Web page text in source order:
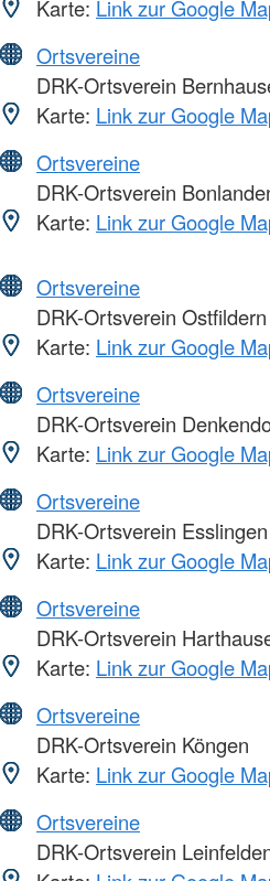
Karte: Link zur Google
Ortsvereine
DRK-Ortsverein
Karte: Link zur Google
Ortsvereine
DRK-Ortsverein
Karte: Link zur Google
Ortsvereine
DRK-Ortsverein Ostfildern
Karte: Link zur Google
Ortsvereine
DRK-Ortsverein
Karte: Link zur Google
Ortsvereine
DRK-Ortsverein
Karte: Link zur Google
Ortsvereine
DRK-Ortsverein
Karte: Link zur Google
Ortsvereine
DRK-Ortsverein Köngen
Karte: Link zur Google
Ortsvereine
DRK-Ortsverein